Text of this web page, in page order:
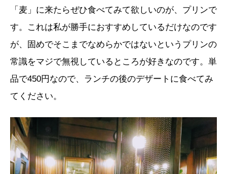
「麦」に来たらぜひ食べてみて欲しいのが、プリンで
す。これは私が勝手におすすめしているだけなのです
が、固めでそこまでなめらかではないというプリンの
常識をマジで無視しているところが好きなのです。単
品で450円なので、ランチの後のデザートに食べてみ
てください。